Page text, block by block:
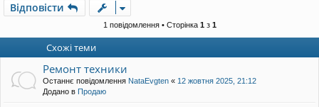
Відповісти
1 повідомлення • Сторінка 1з 1
Схожі теми
Ремонт техники
Останнє повідомлення NataEvgten « 12 жовтня 2025, 21:12
Додано в Продаю